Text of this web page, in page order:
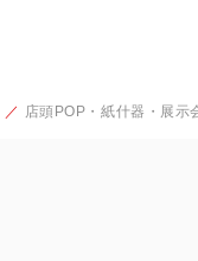
店頭POP・紙什器・展示